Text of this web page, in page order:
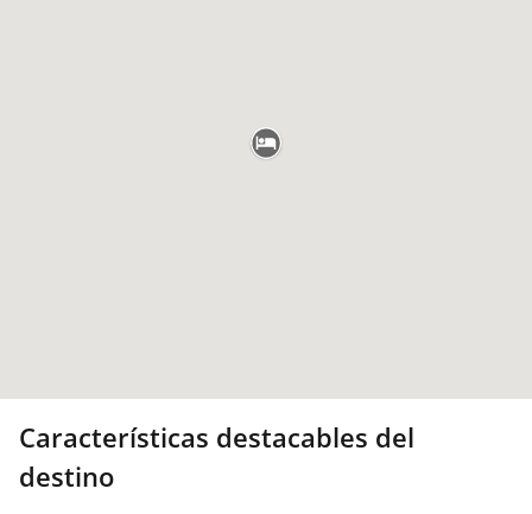
Características destacables del
destino